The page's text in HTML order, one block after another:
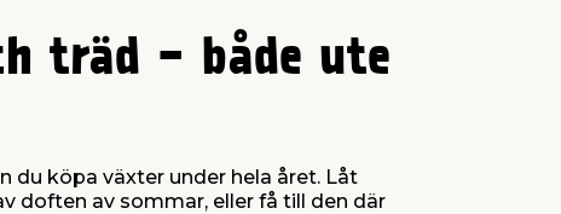
träd - både ute
du köpa växter under hela året. Låt
doften av sommar, eller få till den där